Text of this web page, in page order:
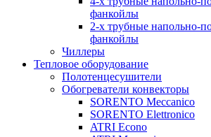
фанкойлы
2-х трубные напольно-
фанкойлы
Чиллеры
Тепловое оборудование
Полотенцесушители
Обогреватели конвекторы
SORENTO Meccanico
SORENTO Elettronico
ATRI Econo